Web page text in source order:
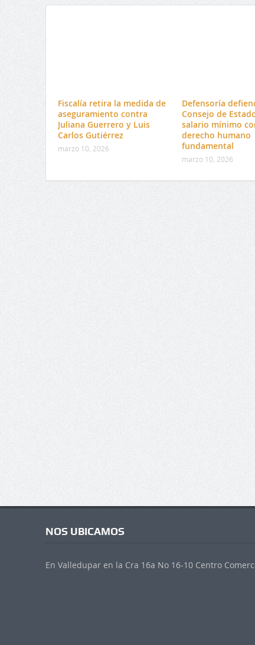
Fiscalía retira la medida de
aseguramiento contra
Juliana Guerrero y Luis
Carlos Gutiérrez
marzo 10, 2026
Defensoría
Consejo de
salario mínimo
derecho humano
fundamental
marzo 10, 2026
NOS UBICAMOS
En Valledupar en la Cra 16a No 16-10 Centro